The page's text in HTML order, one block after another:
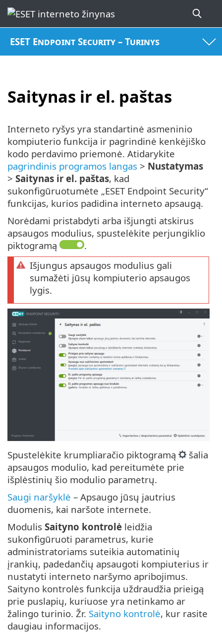
ESET Endpoint Security – Turinys
Saitynas ir el. paštas
Interneto ryšys yra standartinė asmeninio
kompiuterio funkcija ir pagrindinė kenkėjiško
kodo perdavimo priemonė. Atidarykite
pagrindinis programos langas > Nustatymas
> Saitynas ir el. paštas, kad
sukonfigūruotumėte „ESET Endpoint Security“
funkcijas, kurios padidina interneto apsaugą.
Norėdami pristabdyti arba išjungti atskirus
apsaugos modulius, spustelėkite perjungiklio
piktogramą
.
Išjungus apsaugos modulius gali
sumažėti jūsų kompiuterio apsaugos
lygis.
Spustelėkite krumpliaračio piktogramą
šalia
apsaugos modulio, kad pereitumėte prie
išplėstinių šio modulio parametrų.
Saugi naršyklė – Apsaugo jūsų jautrius
duomenis, kai naršote internete.
Modulis Saityno kontrolė leidžia
sukonfigūruoti parametrus, kurie
administratoriams suteikia automatinių
įrankių, padedančių apsaugoti kompiuterius ir
nustatyti interneto naršymo apribojimus.
Saityno kontrolės funkcija uždraudžia prieigą
prie puslapių, kuriuose yra netinkamo ar
žalingo turinio. Žr. Saityno kontrolė, kur rasite
daugiau informacijos.